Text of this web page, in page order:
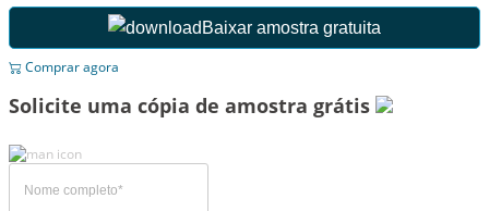
Baixar amostra gratuita
Comprar agora
Solicite uma cópia de amostra grátis